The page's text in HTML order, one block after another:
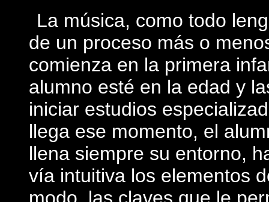
La música, como todo
de un proceso más o
comienza en la primera
alumno esté en la edad y
iniciar estudios
llega ese momento, el
llena siempre su entorno,
vía intuitiva los elementos